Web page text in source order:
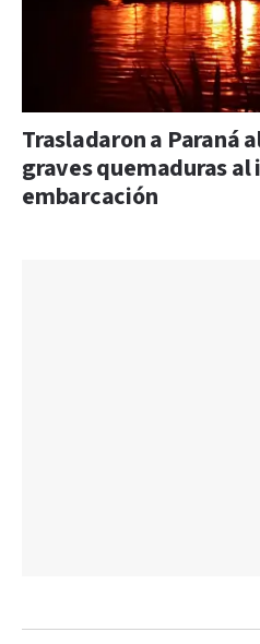
Trasladaron a Paraná
graves quemaduras al
embarcación